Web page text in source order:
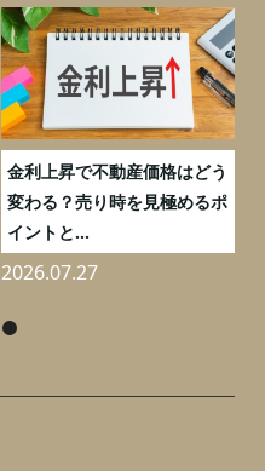
金利上昇で不動産価格はどう
変わる？売り時を見極めるポ
イントと...
2026.07.27